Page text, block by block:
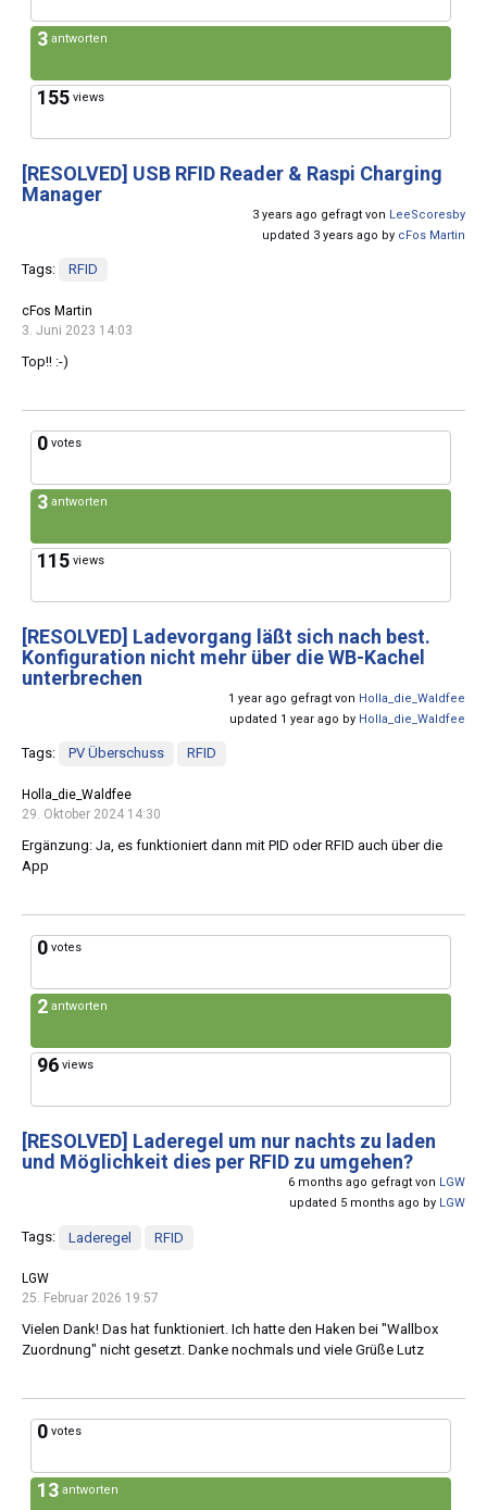
3 antworten
155 views
[RESOLVED] USB RFID Reader & Raspi Charging
Manager
3 years ago gefragt von LeeScoresby
updated 3 years ago by cFos Martin
Tags: RFID
cFos Martin
3. Juni 2023 14:03
Top!! :-)
0 votes
3 antworten
115 views
[RESOLVED] Ladevorgang läßt sich nach best.
Konfiguration nicht mehr über die WB-Kachel
unterbrechen
1 year ago gefragt von Holla_die_Waldfee
updated 1 year ago by Holla_die_Waldfee
Tags: PV Überschuss RFID
Holla_die_Waldfee
29. Oktober 2024 14:30
Ergänzung: Ja, es funktioniert dann mit PID oder RFID auch über die
App
0 votes
2 antworten
96 views
[RESOLVED] Laderegel um nur nachts zu laden
und Möglichkeit dies per RFID zu umgehen?
6 months ago gefragt von LGW
updated 5 months ago by LGW
Tags: Laderegel RFID
LGW
25. Februar 2026 19:57
Vielen Dank! Das hat funktioniert. Ich hatte den Haken bei "Wallbox
Zuordnung" nicht gesetzt. Danke nochmals und viele Grüße Lutz
0 votes
13 antworten